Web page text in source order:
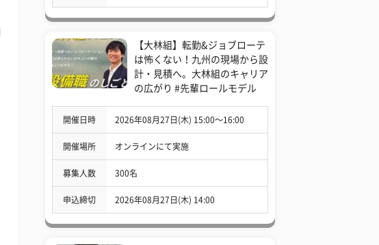
【大林組】転勤&ジョブローテ
は怖くない！九州の現場から設
計・見積へ。大林組のキャリア
の広がり #先輩ロールモデル
開催日時 2026年08月27日(木) 15:00〜16:00
開催場所 オンラインにて実施
募集人数 300名
申込締切 2026年08月27日(木) 14:00